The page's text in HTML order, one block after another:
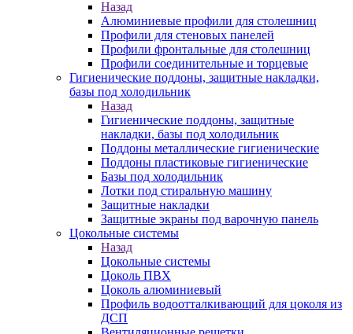
Назад
Алюминиевые профили для столешниц
Профили для стеновых панелей
Профили фронтальные для столешниц
Профили соединительные и торцевые
Гигиенические поддоны, защитные накладки,
базы под холодильник
Назад
Гигиенические поддоны, защитные
накладки, базы под холодильник
Поддоны металлические гигиенические
Поддоны пластиковые гигиенические
Базы под холодильник
Лотки под стиральную машину
Защитные накладки
Защитные экраны под варочную панель
Цокольные системы
Назад
Цокольные системы
Цоколь ПВХ
Цоколь алюминиевый
Профиль водоотталкивающий для цоколя из
ДСП